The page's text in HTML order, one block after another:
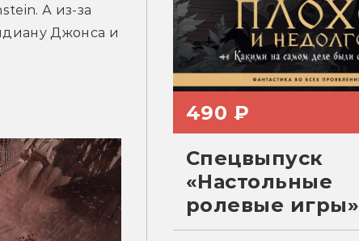
А из-за
Джонса и
490 ₽
Спецвыпуск
«Настольные
ролевые игры»